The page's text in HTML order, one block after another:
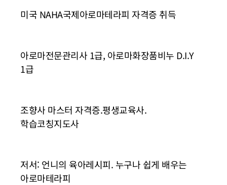
미국 NAHA국제아로마테라피 자격증 취득
아로마전문관리사 1급, 아로마화장품비누 D.I.Y
1급
조향사 마스터 자격증.평생교육사.
학습코칭지도사
저서: 언니의 육아레시피. 누구나 쉽게 배우는
아로마테라피